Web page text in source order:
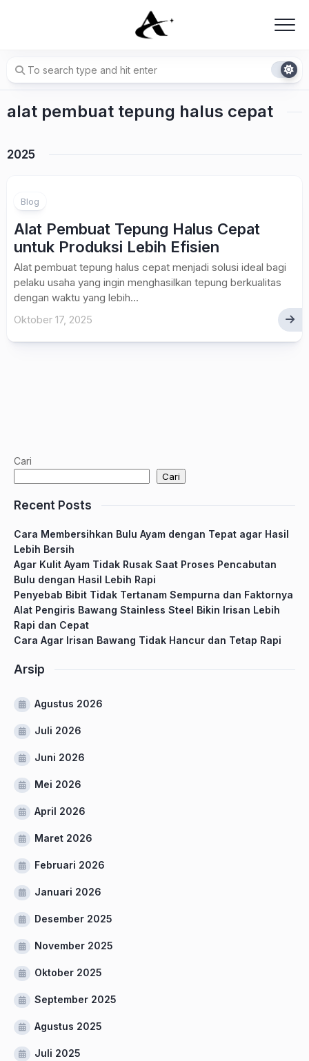
alat pembuat tepung halus cepat
2025
Blog
Alat Pembuat Tepung Halus Cepat
untuk Produksi Lebih Efisien
Alat pembuat tepung halus cepat menjadi solusi ideal bagi
pelaku usaha yang ingin menghasilkan tepung berkualitas
dengan waktu yang lebih...
Oktober 17, 2025
Cari
Cari
Recent Posts
Cara Membersihkan Bulu Ayam dengan Tepat agar Hasil
Lebih Bersih
Agar Kulit Ayam Tidak Rusak Saat Proses Pencabutan
Bulu dengan Hasil Lebih Rapi
Penyebab Bibit Tidak Tertanam Sempurna dan Faktornya
Alat Pengiris Bawang Stainless Steel Bikin Irisan Lebih
Rapi dan Cepat
Cara Agar Irisan Bawang Tidak Hancur dan Tetap Rapi
Arsip
Agustus 2026
Juli 2026
Juni 2026
Mei 2026
April 2026
Maret 2026
Februari 2026
Januari 2026
Desember 2025
November 2025
Oktober 2025
September 2025
Agustus 2025
Juli 2025